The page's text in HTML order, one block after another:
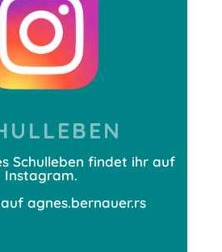
Schulleben findet ihr auf
Instagram.
agnes.bernauer.rs